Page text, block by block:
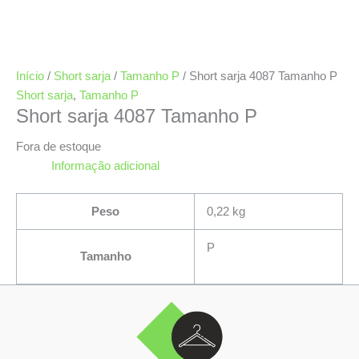
Início / Short sarja / Tamanho P / Short sarja 4087 Tamanho P
Short sarja, Tamanho P
Short sarja 4087 Tamanho P
Fora de estoque
Informação adicional
Peso 0,22 kg
Tamanho
P